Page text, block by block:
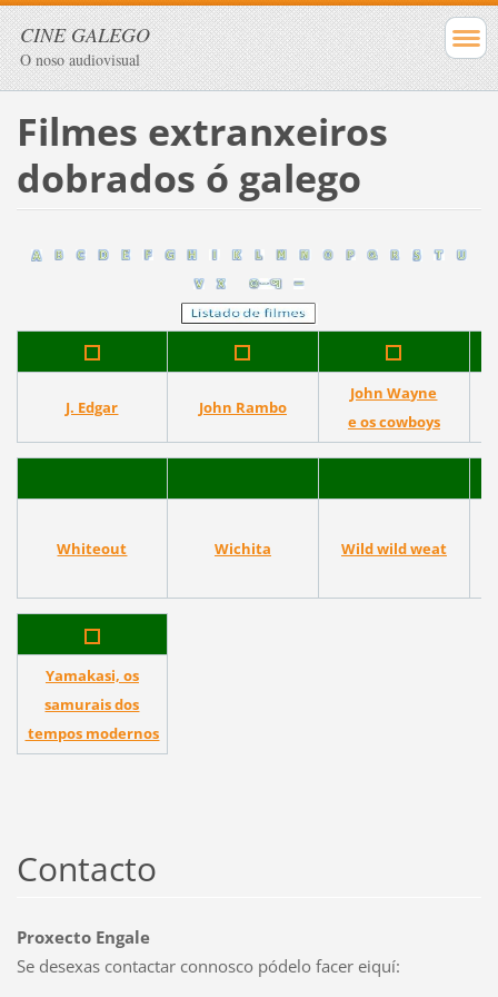
CINE GALEGO
O noso audiovisual
Filmes extranxeiros
dobrados ó galego
J. Edgar John Rambo
John Wayne
e os cowboys
Whiteout Wichita Wild wild weat
Yamakasi, os
samurais dos
tempos modernos
Contacto
Proxecto Engale
Se desexas contactar connosco pódelo facer eiquí: